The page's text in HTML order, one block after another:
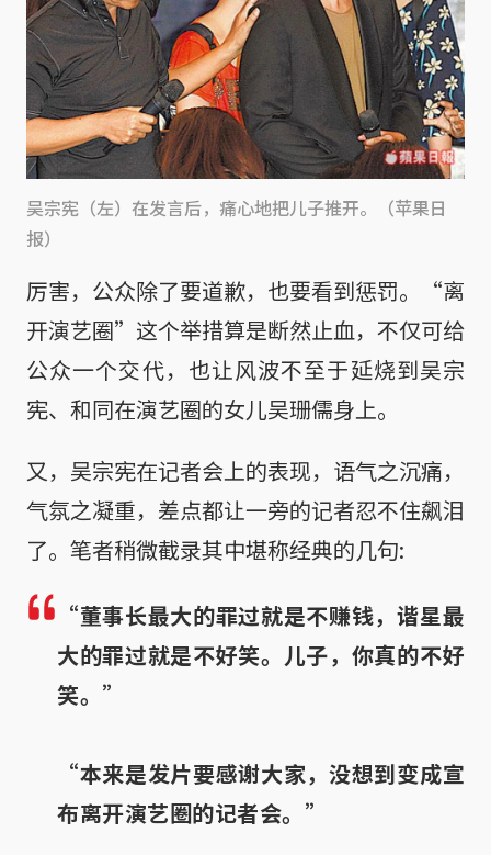
吴宗宪（左）在发言后，痛心地把儿子推开。（苹果日
报）
厉害，公众除了要道歉，也要看到惩罚。“离
开演艺圈”这个举措算是断然止血，不仅可给
公众一个交代，也让风波不至于延烧到吴宗
宪、和同在演艺圈的女儿吴珊儒身上。
又，吴宗宪在记者会上的表现，语气之沉痛，
气氛之凝重，差点都让一旁的记者忍不住飙泪
了。笔者稍微截录其中堪称经典的几句:
“董事长最大的罪过就是不赚钱，谐星最
大的罪过就是不好笑。儿子，你真的不好
笑。”
“本来是发片要感谢大家，没想到变成宣
布离开演艺圈的记者会。”